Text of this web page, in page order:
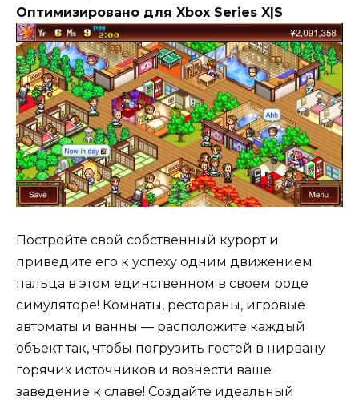
Оптимизировано для Xbox Series X|S
Постройте свой собственный курорт и
приведите его к успеху одним движением
пальца в этом единственном в своем роде
симуляторе! Комнаты, рестораны, игровые
автоматы и ванны — расположите каждый
объект так, чтобы погрузить гостей в нирвану
горячих источников и вознести ваше
заведение к славе! Создайте идеальный